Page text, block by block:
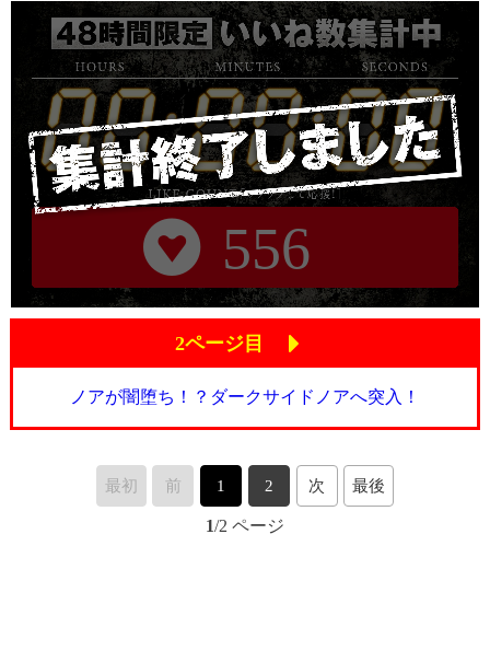
556
2ページ目
ノアが闇堕ち！？ダークサイドノアへ突入！
最初 前 1 2 次 最後
1/2 ページ